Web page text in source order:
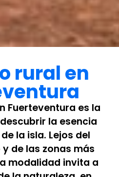
rural en
Fuerteventura es la
la esencia
la isla. Lejos del
de las zonas más
modalidad invita a